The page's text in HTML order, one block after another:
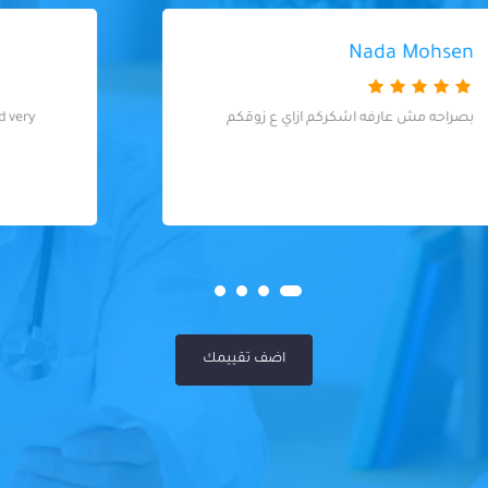
Doctor is smart, understanding and very
اضف تقييمك